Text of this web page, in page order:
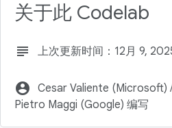
关于此 Codelab
subject 上次更新时间：12月 9,
account_circle Cesar Valiente (Microsoft)
Pietro Maggi (Google) 编写